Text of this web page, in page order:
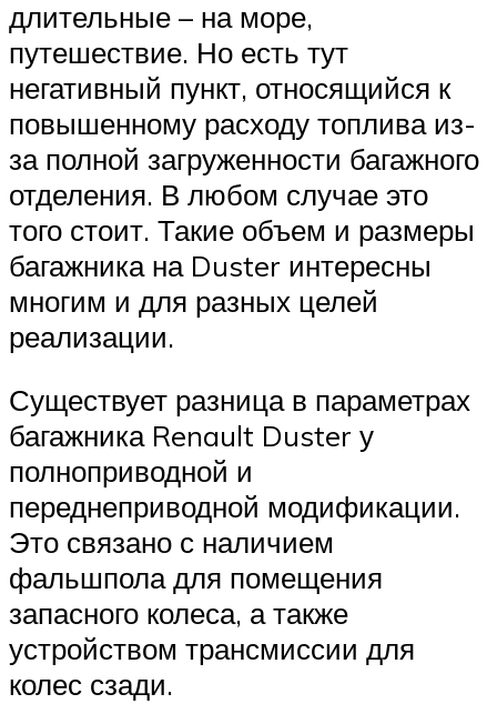
длительные – на море,
путешествие. Но есть тут
негативный пункт, относящийся к
повышенному расходу топлива из-
за полной загруженности багажного
отделения. В любом случае это
того стоит. Такие объем и размеры
багажника на Duster интересны
многим и для разных целей
реализации.
Существует разница в параметрах
багажника Renault Duster у
полноприводной и
переднеприводной модификации.
Это связано с наличием
фальшпола для помещения
запасного колеса, а также
устройством трансмиссии для
колес сзади.